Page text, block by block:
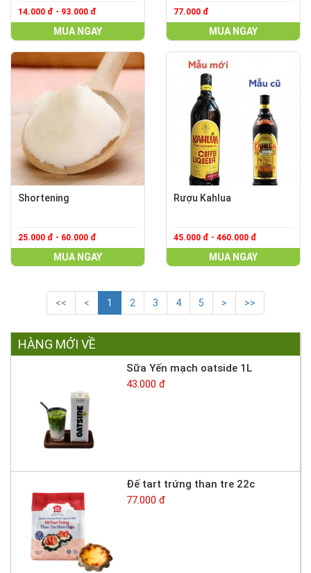
14.000 đ - 93.000 đ
MUA NGAY
77.000 đ
MUA NGAY
Shortening
25.000 đ - 60.000 đ
MUA NGAY
Rượu Kahlua
45.000 đ - 460.000 đ
MUA NGAY
<< < 1 2 3 4 5 > >>
HÀNG MỚI VỀ
Sữa Yến mạch oatside 1L
43.000 đ
Đế tart trứng than tre 22c
77.000 đ